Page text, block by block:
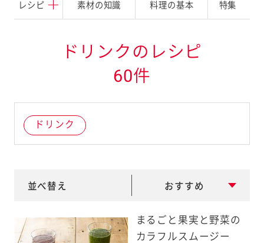
レシピ 素材の知識 料理の基本 特集
d
b
ドリンクのレシピ
60件
ドリンク
並べ替え おすすめ
まるごと果実と野菜の
カラフルスムージー